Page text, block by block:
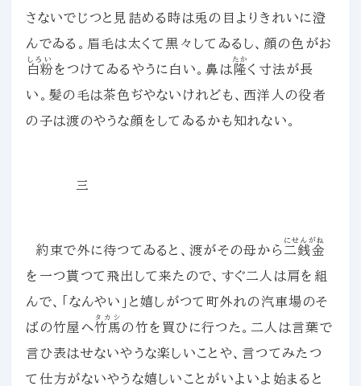
さないでじつと見詰める時は兎の目よりきれいに澄
んでゐる。眉毛は太くて黒々してゐるし、顔の色がお
白粉
しろい
をつけてゐるやうに白い。鼻は 隆
たか
く寸法が長
い。髪の毛は茶色ぢやないけれども、西洋人の役者
の子は渡のやうな顔をしてゐるかも知れない。
三
約束で外に待つてゐると、渡がその母から 二銭金
にせんがね
を一つ貰つて飛出して来たので、すぐ二人は肩を組
んで、「なんやい」と嬉しがつて町外れの汽車場のそ
ばの竹屋へ竹馬
タカシ
の竹を買ひに行つた。二人は言葉で
言ひ表はせないやうな楽しいことや、言つてみたつ
て仕方がないやうな嬉しいことがいよいよ始まると